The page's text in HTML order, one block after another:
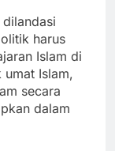
harus
Islam di
Islam,
secara
dalam